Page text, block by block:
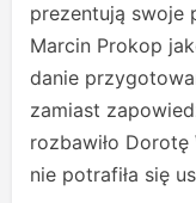
prezentują swoje
Marcin Prokop
danie
zamiast
rozbawiło Dorotę
nie potrafiła się